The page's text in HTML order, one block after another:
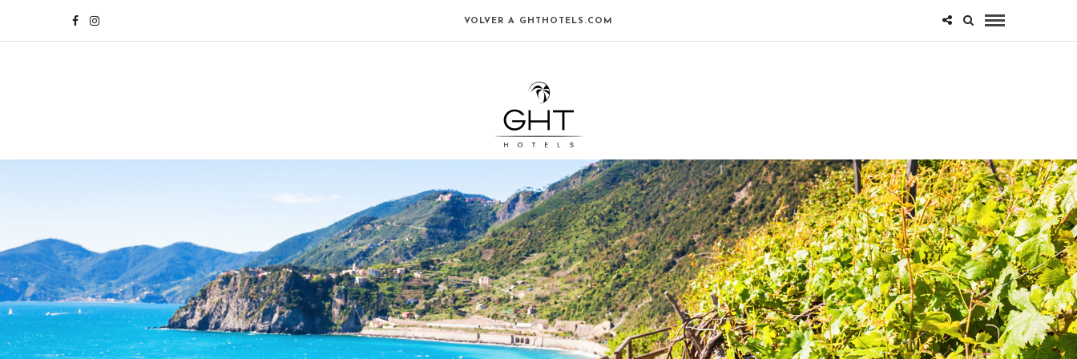
VOLVER A GHTHOTELS.COM